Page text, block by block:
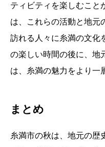
ティビティを楽しむこと
は、これらの活動と地元
訪れる人々に糸満の文化
の楽しい時間の後に、地
は、糸満の魅力をより一
まとめ
糸満市の秋は、地元の歴